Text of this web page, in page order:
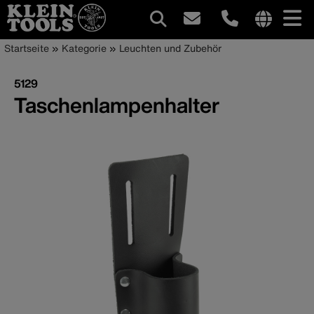
Direkt
Inhalt
Hauptnavigation
Pfadnavigation
Startseite Kategorie Leuchten und Zubehör
5129
Taschenlampenhalter